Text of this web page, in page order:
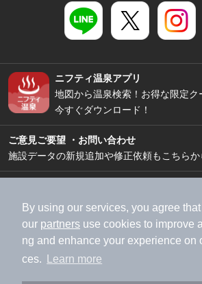
By using our services, you agree
our partners use cookies to improve
ng and enhance your experience on
ces.
Learn more
ニフティ温泉アプリ
地図から温泉検索！お得な限定ク
今すぐダウンロード！
ご意見ご要望 ・お問い合わせ
施設データの新規追加や修正依頼もこちらか
加盟店募集（資料請求）
広告出
利用規約
ライフスタイル
特定商取引法に基づく表記
ヘル
運営会社